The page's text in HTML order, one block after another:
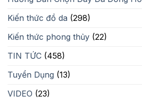
Kiến thức đồ da (298)
Kiến thức phong thủy (22)
TIN TỨC (458)
Tuyển Dụng (13)
VIDEO (23)